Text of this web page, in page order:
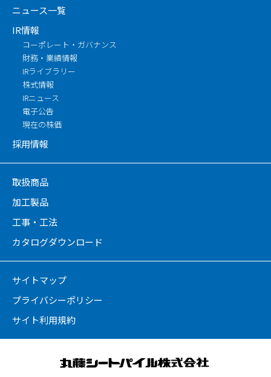
ニュース一覧
IR情報
コーポレート・ガバナンス
財務・業績情報
IRライブラリー
株式情報
IRニュース
電子公告
現在の株価
採用情報
取扱商品
加工製品
工事・工法
カタログダウンロード
サイトマップ
プライバシーポリシー
サイト利用規約